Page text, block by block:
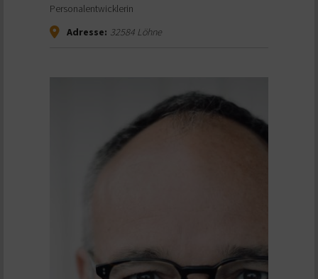
Personalentwicklerin
Adresse: 32584 Löhne